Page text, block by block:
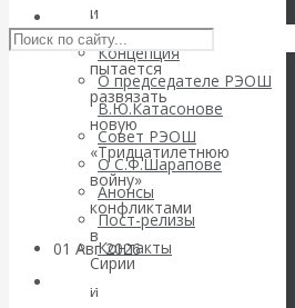
РЭОШ
Концепция
О председателе РЭОШ
В.Ю.Катасонове
Совет РЭОШ
О С.Ф.Шарапове
Анонсы
Пост-релизы
Контакты
раз на тему
блокировки
банковских
счетов
01 Авг 2026Геополитика
и
кто
пытается
развязать
новую
«Тридцатилетнюю
войну»
конфликтами
в
Сирии
и